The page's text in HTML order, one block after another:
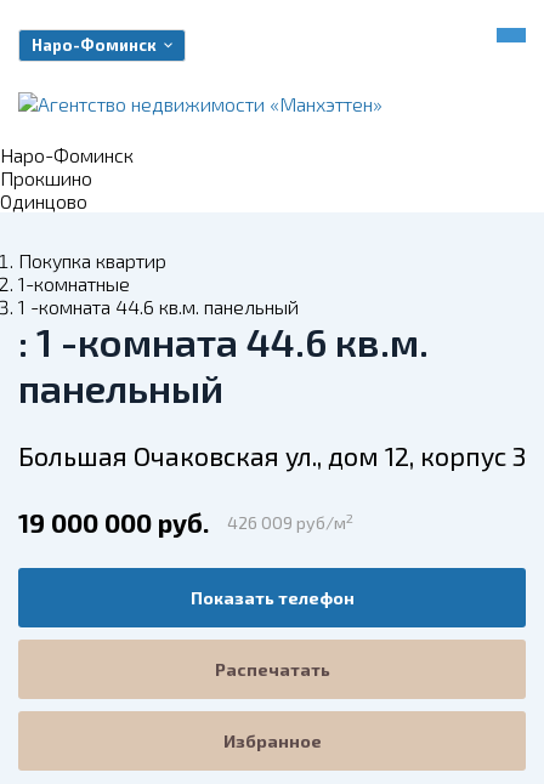
Наро-Фоминск
Наро-Фоминск
Прокшино
Одинцово
Покупка квартир
1-комнатные
1 -комната 44.6 кв.м. панельный
: 1 -комната 44.6 кв.м.
панельный
Большая Очаковская ул., дом 12, корпус 3
19 000 000 руб. 426 009 руб/м2
Показать телефон
Распечатать
Избранное